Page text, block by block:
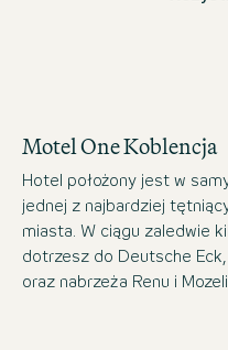
Motel One Koblencja
Hotel położony jest w
jednej z najbardziej
miasta. W ciągu zaledwie
dotrzesz do Deutsche
oraz nabrzeża Renu i Mozeli.